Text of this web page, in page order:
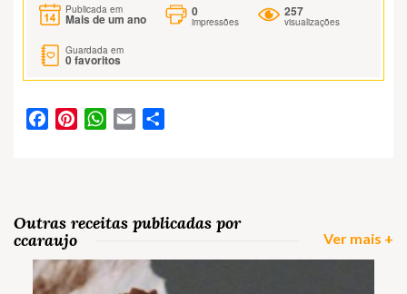
Publicada em
Mais de um ano
0
impressões
257
visualizações
Guardada em
0favoritos
FacebookPinterestWhatsApp
Email
Outras receitas publicadas por
ccaraujo
Ver mais +